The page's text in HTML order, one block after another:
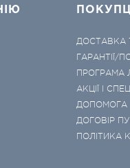
ДОСТАВКА
ГАРАНТІЇ/
ПРОГРАМА
АКЦІЇ І
ДОПОМОГА
ДОГОВІР
ПОЛІТИКА